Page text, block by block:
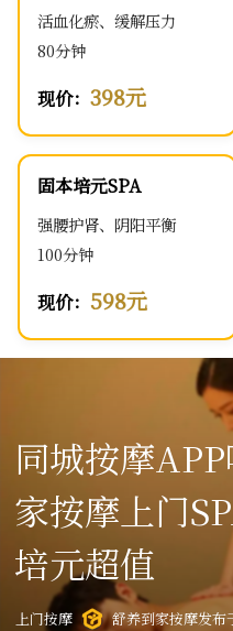
活血化瘀、缓解压力
80分钟
现价： 398元
固本培元SPA
强腰护肾、阴阳平衡
100分钟
现价： 598元
同城按摩
家按摩上门
培元超值
上门按摩 舒养到家按摩发布